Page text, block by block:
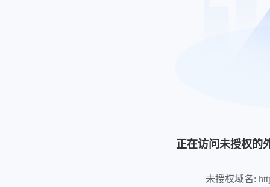
正在访问未授权的
未授权域名: